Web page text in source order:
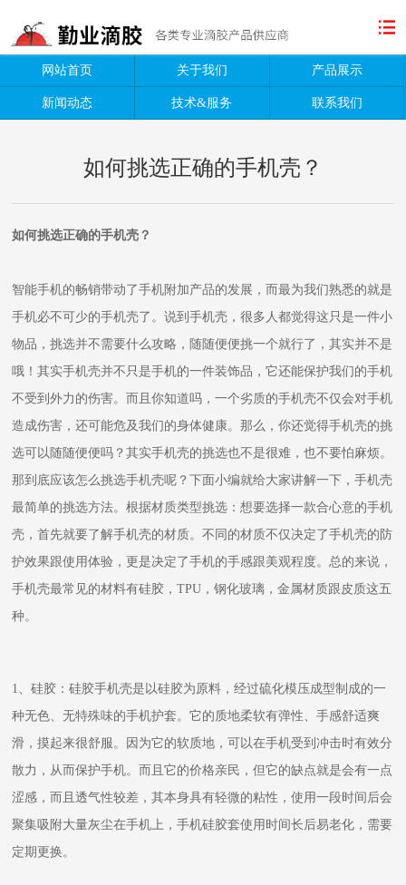
网站首页 关于我们 产品展示
新闻动态 技术&服务 联系我们
如何挑选正确的手机壳？
如何挑选正确的手机壳？
智能手机的畅销带动了手机附加产品的发展，而最为我们熟悉的就是
手机必不可少的手机壳了。说到手机壳，很多人都觉得这只是一件小
物品，挑选并不需要什么攻略，随随便便挑一个就行了，其实并不是
哦！其实手机壳并不只是手机的一件装饰品，它还能保护我们的手机
不受到外力的伤害。而且你知道吗，一个劣质的手机壳不仅会对手机
造成伤害，还可能危及我们的身体健康。那么，你还觉得手机壳的挑
选可以随随便便吗？其实手机壳的挑选也不是很难，也不要怕麻烦。
那到底应该怎么挑选手机壳呢？下面小编就给大家讲解一下，手机壳
最简单的挑选方法。根据材质类型挑选：想要选择一款合心意的手机
壳，首先就要了解手机壳的材质。不同的材质不仅决定了手机壳的防
护效果跟使用体验，更是决定了手机的手感跟美观程度。总的来说，
手机壳最常见的材料有硅胶，TPU，钢化玻璃，金属材质跟皮质这五
种。
1、硅胶：硅胶手机壳是以硅胶为原料，经过硫化模压成型制成的一
种无色、无特殊味的手机护套。它的质地柔软有弹性、手感舒适爽
滑，摸起来很舒服。因为它的软质地，可以在手机受到冲击时有效分
散力，从而保护手机。而且它的价格亲民，但它的缺点就是会有一点
涩感，而且透气性较差，其本身具有轻微的粘性，使用一段时间后会
聚集吸附大量灰尘在手机上，手机硅胶套使用时间长后易老化，需要
定期更换。